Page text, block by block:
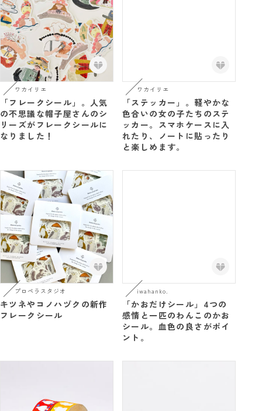
ワカイリエ
「フレークシール」。人気
の不思議な帽子屋さんのシ
リーズがフレークシールに
なりました！
ワカイリエ
「ステッカー」。軽やかな
色合いの女の子たちのステ
ッカー。スマホケースに入
れたり、ノートに貼ったり
と楽しめます。
プロペラスタジオ
キツネやコノハヅクの新作
フレークシール
iwahanko.
「かおだけシール」4つの
感情と一匹のわんこのかお
シール。血色の良さがポイ
ント。